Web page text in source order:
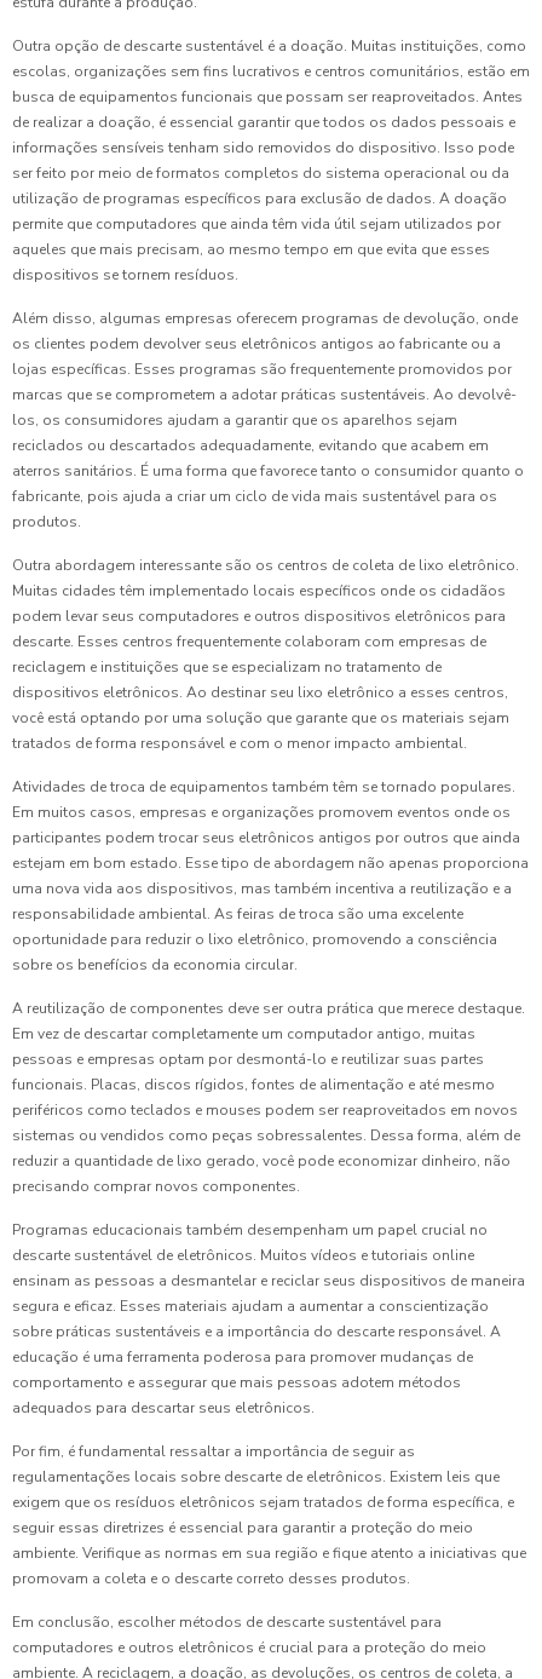
Outra opção de descarte sustentável é a doação. Muitas instituições, como
escolas, organizações sem fins lucrativos e centros comunitários, estão em
busca de equipamentos funcionais que possam ser reaproveitados. Antes
de realizar a doação, é essencial garantir que todos os dados pessoais e
informações sensíveis tenham sido removidos do dispositivo. Isso pode
ser feito por meio de formatos completos do sistema operacional ou da
utilização de programas específicos para exclusão de dados. A doação
permite que computadores que ainda têm vida útil sejam utilizados por
aqueles que mais precisam, ao mesmo tempo em que evita que esses
dispositivos se tornem resíduos.
Além disso, algumas empresas oferecem programas de devolução, onde
os clientes podem devolver seus eletrônicos antigos ao fabricante ou a
lojas específicas. Esses programas são frequentemente promovidos por
marcas que se comprometem a adotar práticas sustentáveis. Ao devolvê-
los, os consumidores ajudam a garantir que os aparelhos sejam
reciclados ou descartados adequadamente, evitando que acabem em
aterros sanitários. É uma forma que favorece tanto o consumidor quanto o
fabricante, pois ajuda a criar um ciclo de vida mais sustentável para os
produtos.
Outra abordagem interessante são os centros de coleta de lixo eletrônico.
Muitas cidades têm implementado locais específicos onde os cidadãos
podem levar seus computadores e outros dispositivos eletrônicos para
descarte. Esses centros frequentemente colaboram com empresas de
reciclagem e instituições que se especializam no tratamento de
dispositivos eletrônicos. Ao destinar seu lixo eletrônico a esses centros,
você está optando por uma solução que garante que os materiais sejam
tratados de forma responsável e com o menor impacto ambiental.
Atividades de troca de equipamentos também têm se tornado populares.
Em muitos casos, empresas e organizações promovem eventos onde os
participantes podem trocar seus eletrônicos antigos por outros que ainda
estejam em bom estado. Esse tipo de abordagem não apenas proporciona
uma nova vida aos dispositivos, mas também incentiva a reutilização e a
responsabilidade ambiental. As feiras de troca são uma excelente
oportunidade para reduzir o lixo eletrônico, promovendo a consciência
sobre os benefícios da economia circular.
A reutilização de componentes deve ser outra prática que merece destaque.
Em vez de descartar completamente um computador antigo, muitas
pessoas e empresas optam por desmontá-lo e reutilizar suas partes
funcionais. Placas, discos rígidos, fontes de alimentação e até mesmo
periféricos como teclados e mouses podem ser reaproveitados em novos
sistemas ou vendidos como peças sobressalentes. Dessa forma, além de
reduzir a quantidade de lixo gerado, você pode economizar dinheiro, não
precisando comprar novos componentes.
Programas educacionais também desempenham um papel crucial no
descarte sustentável de eletrônicos. Muitos vídeos e tutoriais online
ensinam as pessoas a desmantelar e reciclar seus dispositivos de maneira
segura e eficaz. Esses materiais ajudam a aumentar a conscientização
sobre práticas sustentáveis e a importância do descarte responsável. A
educação é uma ferramenta poderosa para promover mudanças de
comportamento e assegurar que mais pessoas adotem métodos
adequados para descartar seus eletrônicos.
Por fim, é fundamental ressaltar a importância de seguir as
regulamentações locais sobre descarte de eletrônicos. Existem leis que
exigem que os resíduos eletrônicos sejam tratados de forma específica, e
seguir essas diretrizes é essencial para garantir a proteção do meio
ambiente. Verifique as normas em sua região e fique atento a iniciativas que
promovam a coleta e o descarte correto desses produtos.
Em conclusão, escolher métodos de descarte sustentável para
computadores e outros eletrônicos é crucial para a proteção do meio
ambiente. A reciclagem, a doação, as devoluções, os centros de coleta, a